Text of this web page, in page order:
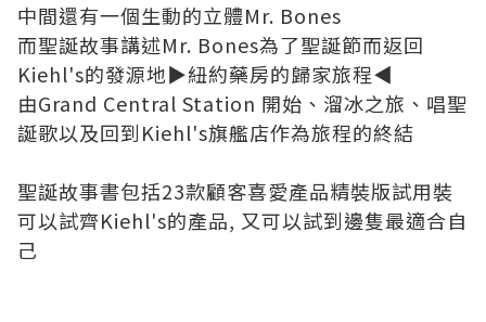
中間還有一個生動的立體Mr. Bones
而聖誕故事講述Mr. Bones為了聖誕節而返回
Kiehl's的發源地▶紐約藥房的歸家旅程◀
由Grand Central Station 開始、溜冰之旅、唱聖
誕歌以及回到Kiehl's旗艦店作為旅程的終結
聖誕故事書包括23款顧客喜愛產品精裝版試用裝
可以試齊Kiehl's的產品, 又可以試到邊隻最適合自
己